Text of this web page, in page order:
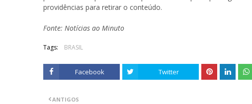
providências para retirar o conteúdo.
Fonte: Notícias ao Minuto
Tags: BRASIL
Facebook Twitter
ANTIGOS